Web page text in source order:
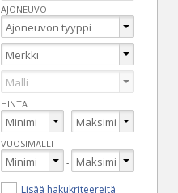
AJONEUVO
HINTA
-
VUOSIMALLI
-
Lisää hakukriteereitä